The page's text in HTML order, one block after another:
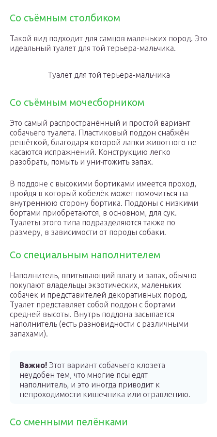
Со съёмным столбиком
Такой вид подходит для самцов маленьких пород. Это
идеальный туалет для той терьера-мальчика.
Туалет для той терьера-мальчика
Со съёмным мочесборником
Это самый распространённый и простой вариант
собачьего туалета. Пластиковый поддон снабжён
решёткой, благодаря которой лапки животного не
касаются испражнений. Конструкцию легко
разобрать, помыть и уничтожить запах.
В поддоне с высокими бортиками имеется проход,
пройдя в который кобелёк может помочиться на
внутреннюю сторону бортика. Поддоны с низкими
бортами приобретаются, в основном, для сук.
Туалеты этого типа подразделяются также по
размеру, в зависимости от породы собаки.
Со специальным наполнителем
Наполнитель, впитывающий влагу и запах, обычно
покупают владельцы экзотических, маленьких
собачек и представителей декоративных пород.
Туалет представляет собой поддон с бортами
средней высоты. Внутрь поддона засыпается
наполнитель (есть разновидности с различными
запахами).
Важно! Этот вариант собачьего клозета
неудобен тем, что многие псы едят
наполнитель, и это иногда приводит к
непроходимости кишечника или отравлению.
Со сменными пелёнками